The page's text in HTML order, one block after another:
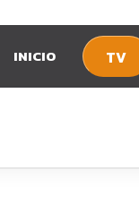
INICIO TV